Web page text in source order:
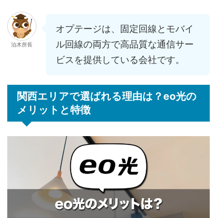
泊木所長
オプテージは、固定回線とモバイ
ル回線の両方で高品質な通信サー
ビスを提供している会社です。
関西エリアで選ばれる理由は？eo光の
メリットと特徴